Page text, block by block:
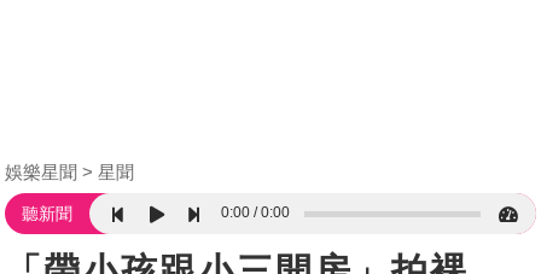
娛樂星聞 星聞
聽新聞 0:00 0:00